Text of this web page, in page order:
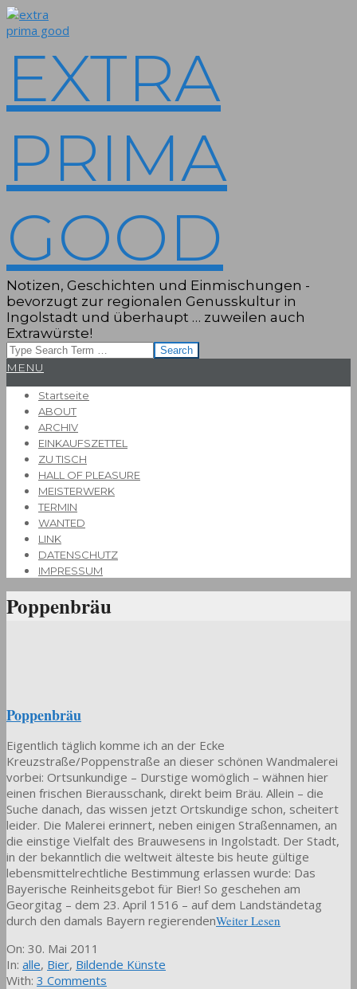
Skip
to
EXTRA
PRIMA
GOOD
Notizen, Geschichten und Einmischungen -
bevorzugt zur regionalen Genusskultur in
Ingolstadt und überhaupt … zuweilen auch
Extrawürste!
Search
Primary
Menu
MENU
Startseite
ABOUT
ARCHIV
EINKAUFSZETTEL
ZU TISCH
HALL OF PLEASURE
MEISTERWERK
TERMIN
WANTED
LINK
DATENSCHUTZ
IMPRESSUM
Poppenbräu
Poppenbräu
Eigentlich täglich komme ich an der Ecke
Kreuzstraße/Poppenstraße an dieser schönen Wandmalerei
vorbei: Ortsunkundige – Durstige womöglich – wähnen hier
einen frischen Bierausschank, direkt beim Bräu. Allein – die
Suche danach, das wissen jetzt Ortskundige schon, scheitert
leider. Die Malerei erinnert, neben einigen Straßennamen, an
die einstige Vielfalt des Brauwesens in Ingolstadt. Der Stadt,
in der bekanntlich die weltweit älteste bis heute gültige
lebensmittelrechtliche Bestimmung erlassen wurde: Das
Bayerische Reinheitsgebot für Bier! So geschehen am
Georgitag – dem 23. April 1516 – auf dem Landständetag
durch den damals Bayern regierendenWeiter Lesen
2011-
05-
30
On: 30. Mai 2011
In: alle, Bier, Bildende Künste
With: 3 Comments